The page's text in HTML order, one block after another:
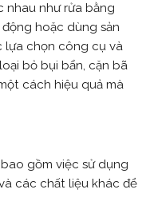
nhau như rửa bằng
hoặc dùng sản
lựa chọn công cụ và
bỏ bụi bẩn, cặn bã
cách hiệu quả mà
bao gồm việc sử dụng
các chất liệu khác để